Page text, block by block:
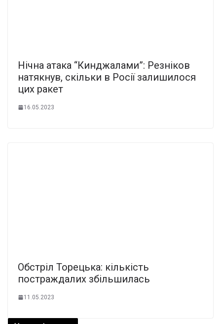
Нічна атака “Кинджалами”: Резніков
натякнув, скільки в Росії залишилося
цих ракет
16.05.2023
Обстріл Торецька: кількість
постраждалих збільшилась
11.05.2023